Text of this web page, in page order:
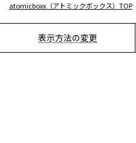
atomicboxx（アトミックボックス）TOP
表示方法の変更